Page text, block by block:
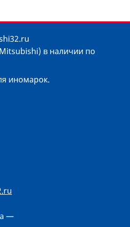
в наличии по
иномарок.
—